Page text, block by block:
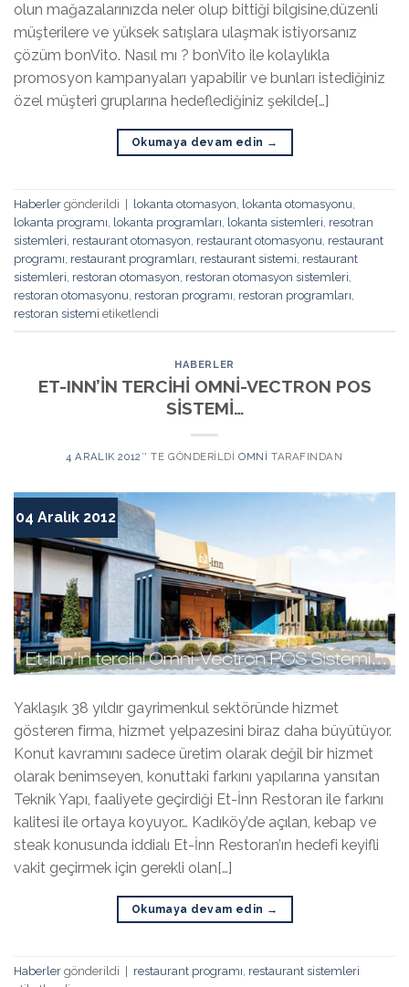
olun mağazalarınızda neler olup bittiği bilgisine,düzenli
müşterilere ve yüksek satışlara ulaşmak istiyorsanız
çözüm bonVito. Nasıl mı ? bonVito ile kolaylıkla
promosyon kampanyaları yapabilir ve bunları istediğiniz
özel müşteri gruplarına hedeflediğiniz şekilde[…]
Okumaya devam edin →
Haberler gönderildi lokanta otomasyon, lokanta otomasyonu,
lokanta programı, lokanta programları, lokanta sistemleri, resotran
sistemleri, restaurant otomasyon, restaurant otomasyonu, restaurant
programı, restaurant programları, restaurant sistemi, restaurant
sistemleri, restoran otomasyon, restoran otomasyon sistemleri,
restoran otomasyonu, restoran programı, restoran programları,
restoran sistemi etiketlendi
HABERLER
ET-INN’İN TERCİHİ OMNİ-VECTRON POS
SİSTEMİ…
4 ARALIK 2012 ’' TE GÖNDERILDI OMNI TARAFINDAN
04 Aralık 2012
Yaklaşık 38 yıldır gayrimenkul sektöründe hizmet
gösteren firma, hizmet yelpazesini biraz daha büyütüyor.
Konut kavramını sadece üretim olarak değil bir hizmet
olarak benimseyen, konuttaki farkını yapılarına yansıtan
Teknik Yapı, faaliyete geçirdiği Et-İnn Restoran ile farkını
kalitesi ile ortaya koyuyor… Kadıköy’de açılan, kebap ve
steak konusunda iddialı Et-İnn Restoran’ın hedefi keyifli
vakit geçirmek için gerekli olan[…]
Okumaya devam edin →
Haberler gönderildi restaurant programı, restaurant sistemleri